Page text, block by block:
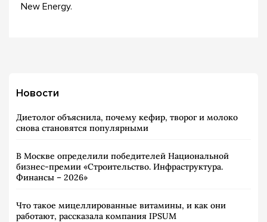
New Energy.
Новости
Диетолог объяснила, почему кефир, творог и молоко
снова становятся популярными
В Москве определили победителей Национальной
бизнес-премии «Строительство. Инфраструктура.
Финансы – 2026»
Что такое мицеллированные витамины, и как они
работают, рассказала компания IPSUM